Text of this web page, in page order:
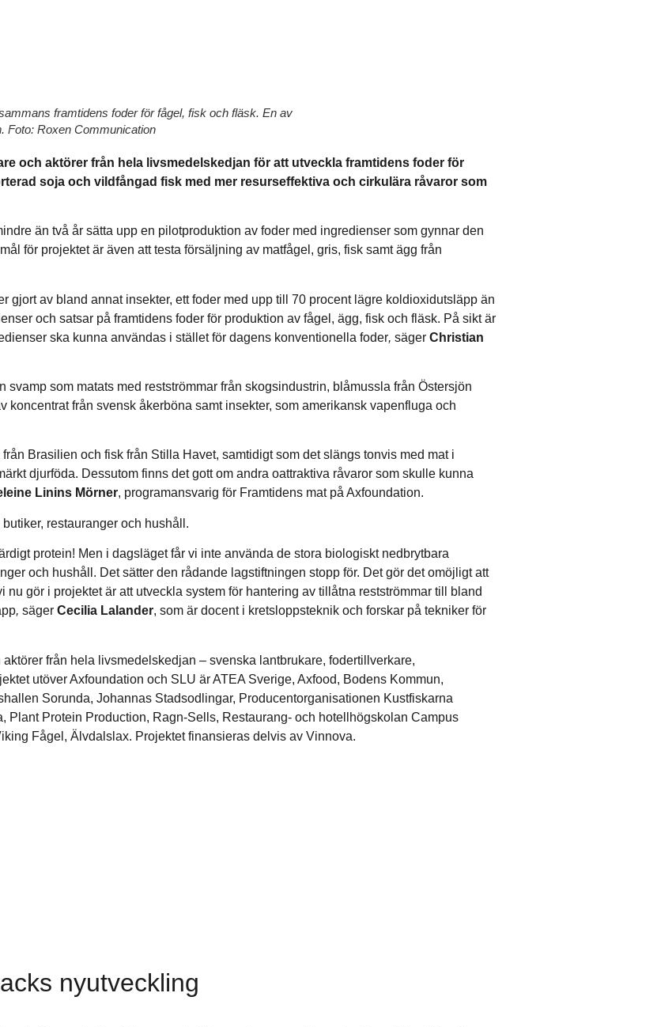
framtidens foder för fågel, fisk och fläsk. En av
Foto: Roxen Communication
och aktörer från hela livsmedelskedjan för att utveckla framtidens foder för
soja och vildfångad fisk med mer resurseffektiva och cirkulära råvaror som
än två år sätta upp en pilotproduktion av foder med ingredienser som gynnar den
för projektet är även att testa försäljning av matfågel, gris, fisk samt ägg från
gjort av bland annat insekter, ett foder med upp till 70 procent lägre koldioxidutsläpp än
och satsar på framtidens foder för produktion av fågel, ägg, fisk och fläsk. På sikt är
ska kunna användas i stället för dagens konventionella foder, säger Christian
som matats med restströmmar från skogsindustrin, blåmussla från Östersjön
från svensk åkerböna samt insekter, som amerikansk vapenfluga och
Brasilien och fisk från Stilla Havet, samtidigt som det slängs tonvis med mat i
djurföda. Dessutom finns det gott om andra oattraktiva råvaror som skulle kunna
Linins Mörner, programansvarig för Framtidens mat på Axfoundation.
restauranger och hushåll.
protein! Men i dagsläget får vi inte använda de stora biologiskt nedbrytbara
och hushåll. Det sätter den rådande lagstiftningen stopp för. Det gör det omöjligt att
gör i projektet är att utveckla system för hantering av tillåtna restströmmar till bland
, säger Cecilia Lalander, som är docent i kretsloppsteknik och forskar på tekniker för
från hela livsmedelskedjan – svenska lantbrukare, fodertillverkare,
utöver Axfoundation och SLU är ATEA Sverige, Axfood, Bodens Kommun,
Sorunda, Johannas Stadsodlingar, Producentorganisationen Kustfiskarna
Plant Protein Production, Ragn-Sells, Restaurang- och hotellhögskolan Campus
Fågel, Älvdalslax. Projektet finansieras delvis av Vinnova.
nyutveckling